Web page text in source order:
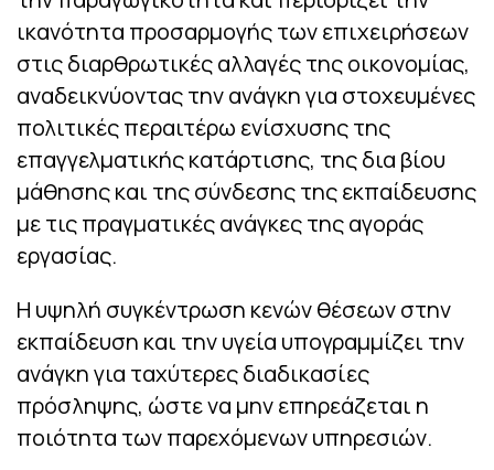
ικανότητα προσαρμογής των επιχειρήσεων
στις διαρθρωτικές αλλαγές της οικονομίας,
αναδεικνύοντας την ανάγκη για στοχευμένες
πολιτικές περαιτέρω ενίσχυσης της
επαγγελματικής κατάρτισης, της δια βίου
μάθησης και της σύνδεσης της εκπαίδευσης
με τις πραγματικές ανάγκες της αγοράς
εργασίας.
Η υψηλή συγκέντρωση κενών θέσεων στην
εκπαίδευση και την υγεία υπογραμμίζει την
ανάγκη για ταχύτερες διαδικασίες
πρόσληψης, ώστε να μην επηρεάζεται η
ποιότητα των παρεχόμενων υπηρεσιών.